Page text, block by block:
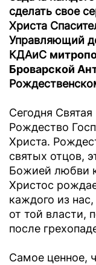
сделать свое
Христа
Управляющий
КДАиС
Броварской
Сегодня
Рождество
Христа.
святых отцов,
Божией любви
Христос
каждого из
от той власти,
после
Самое ценное,